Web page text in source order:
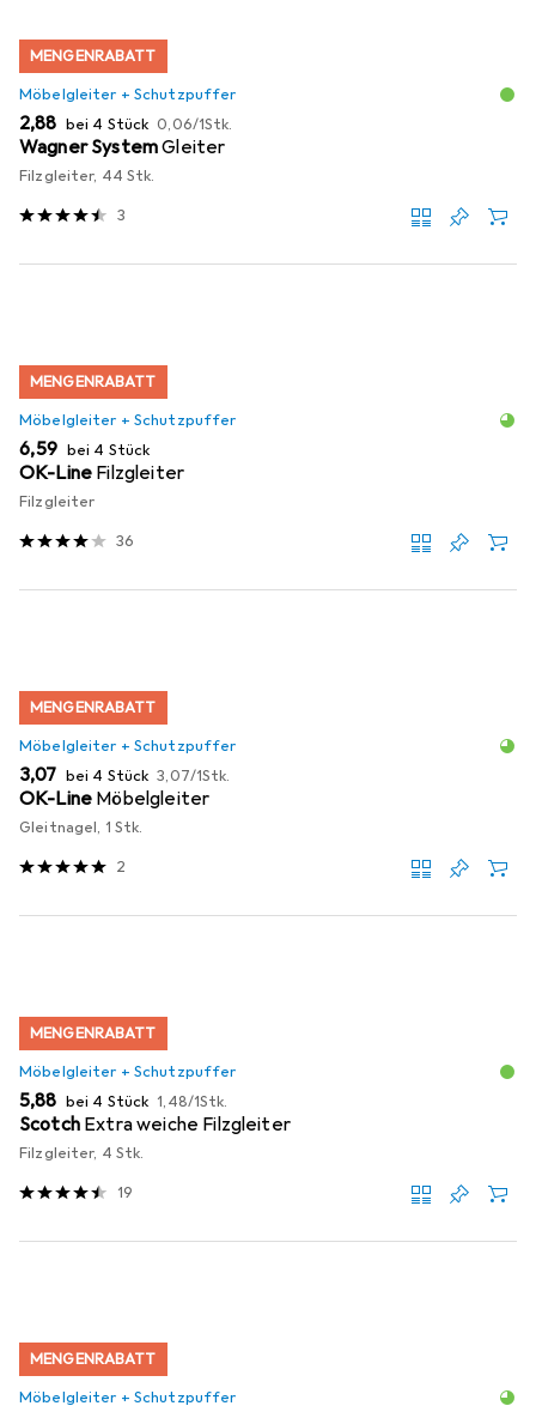
MENGENRABATT
Möbelgleiter + Schutzpuffer
EUR
2,88 bei 4 Stück EUR
0,06/1Stk.
Wagner SystemGleiter
Filzgleiter, 44 Stk.
3
MENGENRABATT
Möbelgleiter + Schutzpuffer
EUR
6,59 bei 4 Stück
OK-Line Filzgleiter
Filzgleiter
36
MENGENRABATT
Möbelgleiter + Schutzpuffer
EUR
3,07 bei 4 Stück EUR
3,07/1Stk.
OK-Line Möbelgleiter
Gleitnagel, 1 Stk.
2
MENGENRABATT
Möbelgleiter + Schutzpuffer
EUR
5,88 bei 4 Stück EUR
1,48/1Stk.
Scotch Extra weiche Filzgleiter
Filzgleiter, 4 Stk.
19
MENGENRABATT
Möbelgleiter + Schutzpuffer